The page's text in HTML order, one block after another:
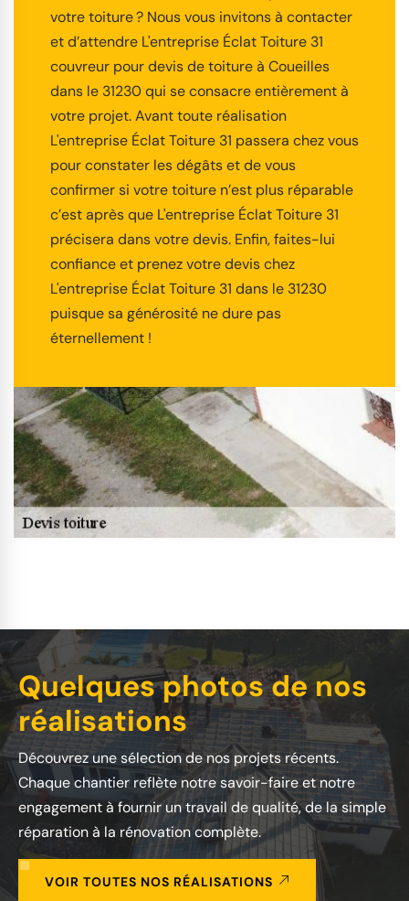
votre toiture ? Nous vous invitons à contacter
et d’attendre L'entreprise Éclat Toiture 31
couvreur pour devis de toiture à Coueilles
dans le 31230 qui se consacre entièrement à
votre projet. Avant toute réalisation
L'entreprise Éclat Toiture 31 passera chez vous
pour constater les dégâts et de vous
confirmer si votre toiture n’est plus réparable
c’est après que L'entreprise Éclat Toiture 31
précisera dans votre devis. Enfin, faites-lui
confiance et prenez votre devis chez
L'entreprise Éclat Toiture 31 dans le 31230
puisque sa générosité ne dure pas
éternellement !
Quelques photos de nos
réalisations
Découvrez une sélection de nos projets récents.
Chaque chantier reflète notre savoir-faire et notre
engagement à fournir un travail de qualité, de la simple
réparation à la rénovation complète.
VOIR TOUTES NOS RÉALISATIONS